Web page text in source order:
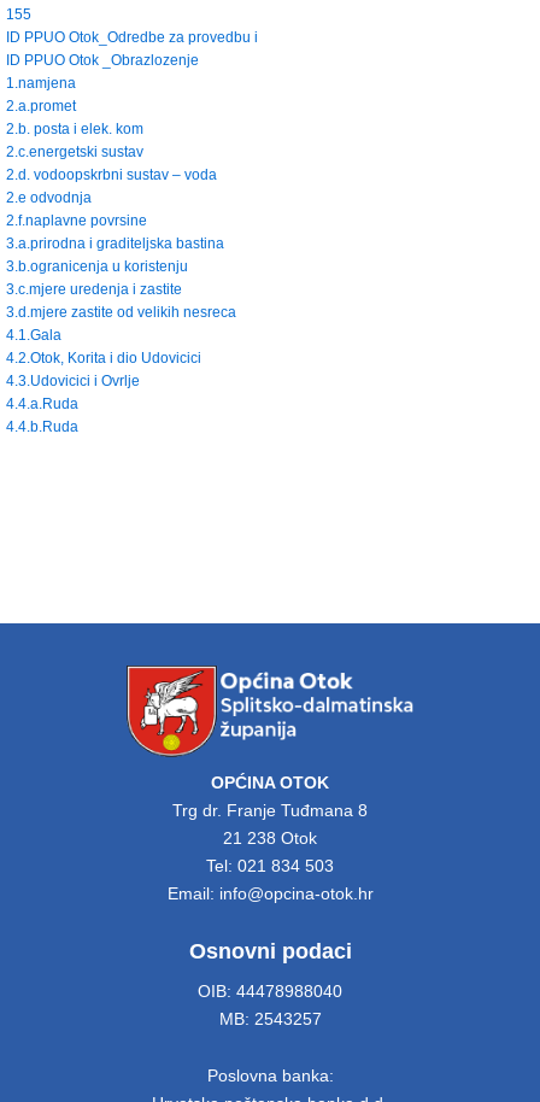
155
ID PPUO Otok_Odredbe za provedbu i
ID PPUO Otok _Obrazlozenje
1.namjena
2.a.promet
2.b. posta i elek. kom
2.c.energetski sustav
2.d. vodoopskrbni sustav – voda
2.e odvodnja
2.f.naplavne povrsine
3.a.prirodna i graditeljska bastina
3.b.ogranicenja u koristenju
3.c.mjere uredenja i zastite
3.d.mjere zastite od velikih nesreca
4.1.Gala
4.2.Otok, Korita i dio Udovicici
4.3.Udovicici i Ovrlje
4.4.a.Ruda
4.4.b.Ruda
OPĆINA OTOK
Trg dr. Franje Tuđmana 8
21 238 Otok
Tel: 021 834 503
Email: info@opcina-otok.hr
Osnovni podaci
OIB: 44478988040
MB: 2543257
Poslovna banka: